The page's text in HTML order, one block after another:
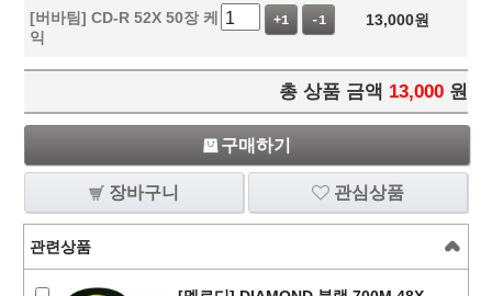
[버바팀] CD-R 52X 50장 케
익
+1 -1 13,000원
총 상품 금액 13,000 원
구매하기
장바구니 관심상품
관련상품